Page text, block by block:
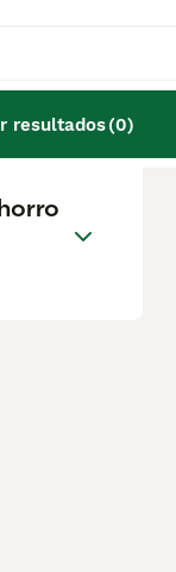
resultados(0)